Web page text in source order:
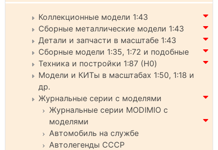
Коллекционные модели 1:43
Сборные металлические модели 1:43
Детали и запчасти в масштабе 1:43
Сборные модели 1:35, 1:72 и подобные
Техника и постройки 1:87 (H0)
Модели и КИТы в масштабах 1:50, 1:18 и
др.
Журнальные серии с моделями
Журнальные серии MODIMIO с
моделями
Автомобиль на службе
Автолегенды СССР